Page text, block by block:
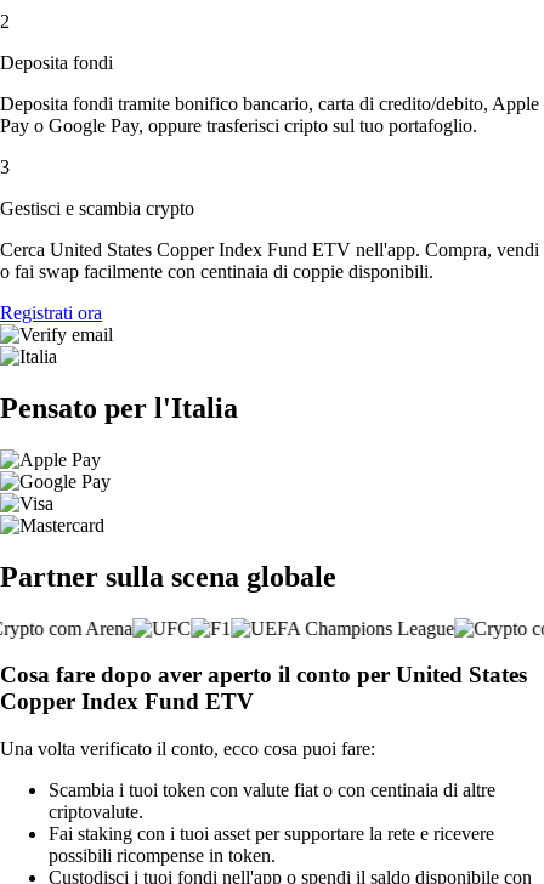
2
Deposita fondi
Deposita fondi tramite bonifico bancario, carta di credito/debito, Apple
Pay o Google Pay, oppure trasferisci cripto sul tuo portafoglio.
3
Gestisci e scambia crypto
Cerca United States Copper Index Fund ETV nell'app. Compra, vendi
o fai swap facilmente con centinaia di coppie disponibili.
Registrati ora
Pensato per l'Italia
Partner sulla scena globale
Cosa fare dopo aver aperto il conto per United States
Copper Index Fund ETV
Una volta verificato il conto, ecco cosa puoi fare:
Scambia i tuoi token con valute fiat o con centinaia di altre
criptovalute.
Fai staking con i tuoi asset per supportare la rete e ricevere
possibili ricompense in token.
Custodisci i tuoi fondi nell'app o spendi il saldo disponibile con